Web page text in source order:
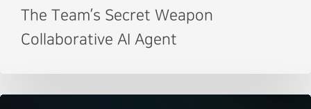
The Team’s Secret Weapon
Collaborative AI Agent